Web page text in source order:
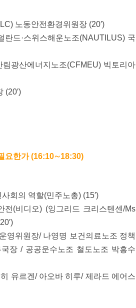
노동안전환경위원장 (20′)
드·스위스해운노조(NAUTILUS) 국
광산에너지노조(CFMEU) 빅토리아
(20′)
요한가 (16:10∼18:30)
회의 역할(민주노총) (15′)
(비디오) (잉그리드 크리스텐센/Ms
영위원장/ 나영명 보건의료노조 정책
장 / 공공운수노조 철도노조 박흥수
유르겐/ 아오바 히루/ 제라드 에어스